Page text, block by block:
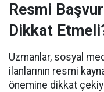
Resmi
Dikkat
Uzmanlar, sosyal
ilanlarının resmi
önemine dikkat